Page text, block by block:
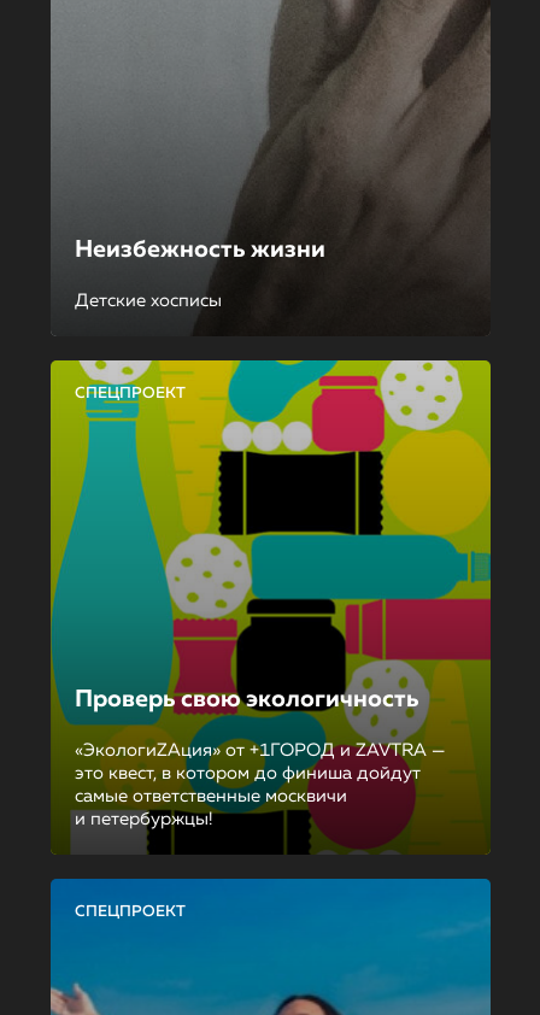
Неизбежность жизни
Детские хосписы
СПЕЦПРОЕКТ
Проверь свою экологичность
«ЭкологиZAция» от +1ГОРОД и ZAVTRA —
это квест, в котором до финиша дойдут
самые ответственные москвичи
и петербуржцы!
СПЕЦПРОЕКТ